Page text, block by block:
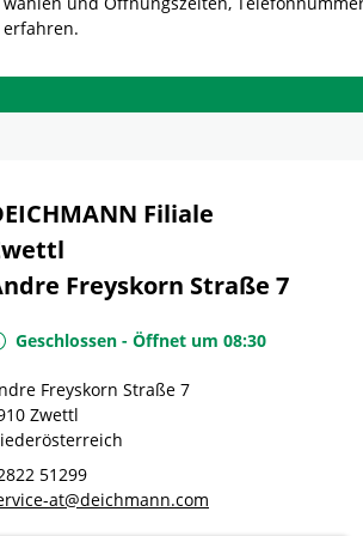
erfahren.
Filiale
Freyskorn Straße 7
Geschlossen - Öffnet um 08:30
Freyskorn Straße 7
Zwettl
51299
at@deichmann.com